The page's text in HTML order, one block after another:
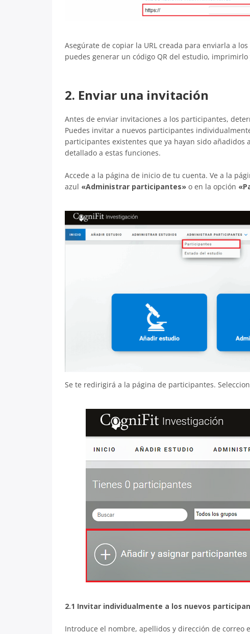
Asegúrate de copiar la URL creada para enviarla a
puedes generar un código QR del estudio,
2. Enviar una invitación
Antes de enviar invitaciones a los participantes,
Puedes invitar a nuevos participantes
participantes existentes que ya hayan sido añadidos
detallado a estas funciones.
Accede a la página de inicio de tu cuenta. Ve a la
azul «Administrar participantes» o en la opción
Se te redirigirá a la página de participantes.
2.1 Invitar individualmente a los nuevos
Introduce el nombre, apellidos y dirección de